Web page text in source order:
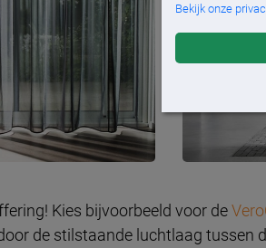
Bekijk onze
Kies bijvoorbeeld voor de
de stilstaande luchtlaag tussen